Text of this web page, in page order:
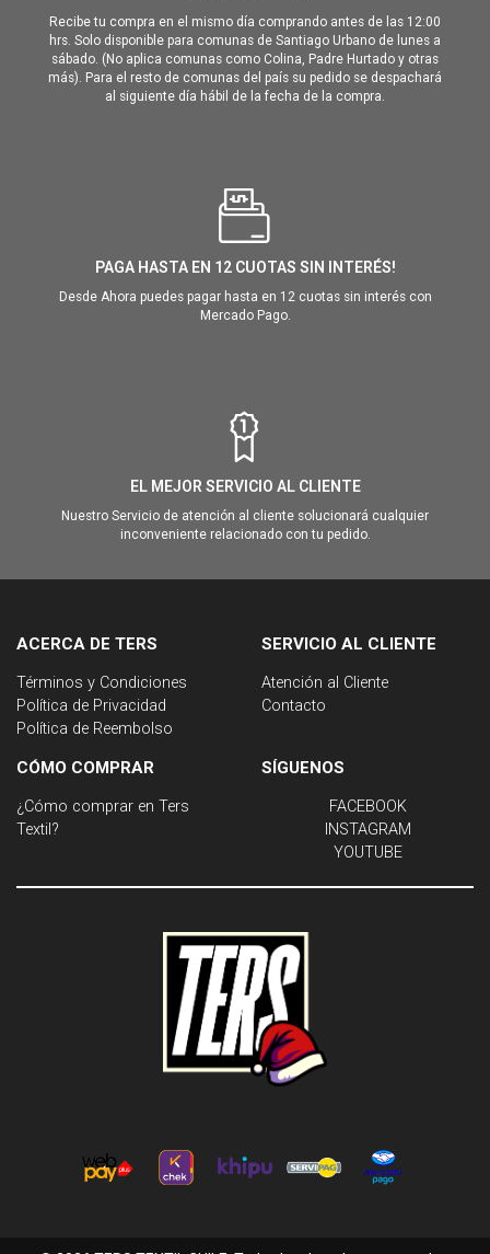
Recibe tu compra en el mismo día comprando antes de las 12:00
hrs. Solo disponible para comunas de Santiago Urbano de lunes a
sábado. (No aplica comunas como Colina, Padre Hurtado y otras
más). Para el resto de comunas del país su pedido se despachará
al siguiente día hábil de la fecha de la compra.
PAGA HASTA EN 12 CUOTAS SIN INTERÉS!
Desde Ahora puedes pagar hasta en 12 cuotas sin interés con
Mercado Pago.
EL MEJOR SERVICIO AL CLIENTE
Nuestro Servicio de atención al cliente solucionará cualquier
inconveniente relacionado con tu pedido.
ACERCA DE TERS
Términos y Condiciones
Política de Privacidad
Política de Reembolso
SERVICIO AL CLIENTE
Atención al Cliente
Contacto
CÓMO COMPRAR
¿Cómo comprar en Ters
Textil?
SÍGUENOS
FACEBOOK
INSTAGRAM
YOUTUBE